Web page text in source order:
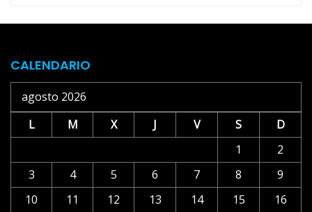
CALENDARIO
agosto 2026
L
M X J V S
D
1
2
3
4 5 6 7 8
9
10
11 12 13 14 15
16